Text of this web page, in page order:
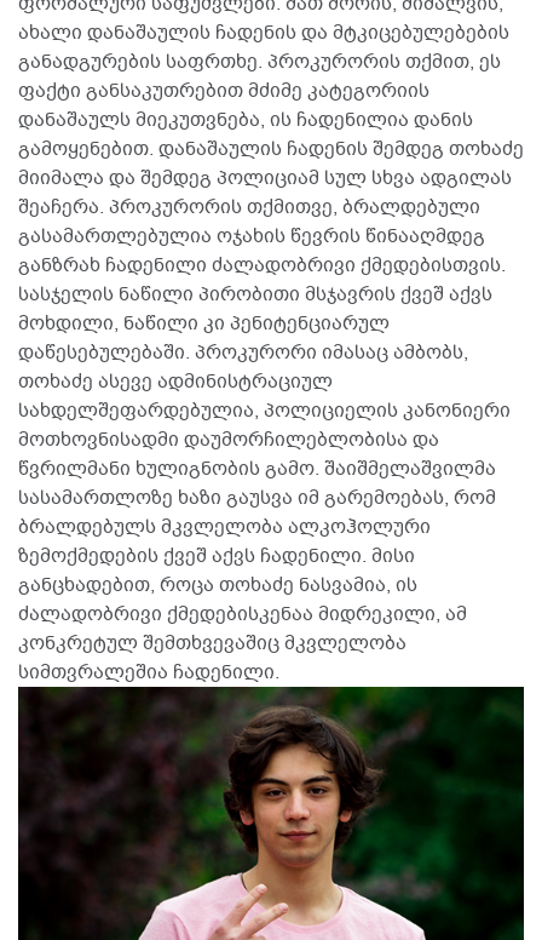
ახალი დანაშაულის ჩადენის და მტკიცებულებების
განადგურების საფრთხე. პროკურორის თქმით, ეს
ფაქტი განსაკუთრებით მძიმე კატეგორიის
დანაშაულს მიეკუთვნება, ის ჩადენილია დანის
გამოყენებით. დანაშაულის ჩადენის შემდეგ თოხაძე
მიიმალა და შემდეგ პოლიციამ სულ სხვა ადგილას
შეაჩერა. პროკურორის თქმითვე, ბრალდებული
გასამართლებულია ოჯახის წევრის წინააღმდეგ
განზრახ ჩადენილი ძალადობრივი ქმედებისთვის.
სასჯელის ნაწილი პირობითი მსჯავრის ქვეშ აქვს
მოხდილი, ნაწილი კი პენიტენციარულ
დაწესებულებაში. პროკურორი იმასაც ამბობს,
თოხაძე ასევე ადმინისტრაციულ
სახდელშეფარდებულია, პოლიციელის კანონიერი
მოთხოვნისადმი დაუმორჩილებლობისა და
წვრილმანი ხულიგნობის გამო. შაიშმელაშვილმა
სასამართლოზე ხაზი გაუსვა იმ გარემოებას, რომ
ბრალდებულს მკვლელობა ალკოჰოლური
ზემოქმედების ქვეშ აქვს ჩადენილი. მისი
განცხადებით, როცა თოხაძე ნასვამია, ის
ძალადობრივი ქმედებისკენაა მიდრეკილი, ამ
კონკრეტულ შემთხვევაშიც მკვლელობა
სიმთვრალეშია ჩადენილი.